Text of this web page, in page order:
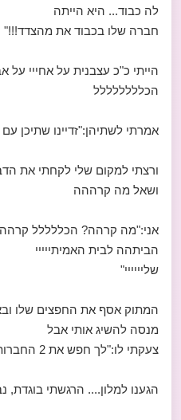
לה כבוד... היא הייתה
חברה שלו בכבוד את מהצדד!!!"
הייתי כ"כ עצבנית על אחייי
הכלללללללל
אמרתי לשתיהן:"זדיינו שתיכן
ורצתי למקום שלי לקחתי את
ושאל מה קרההה
אני:"מה קרהה? הכללללל קרהה
הביתהה לבית האמיתייייי
שליייייי"
המתוק אסף את החפצים שלו
מנסה להשיג אותי אבל
צעקתי לו:"לך חפש את 2 החברות היפות שלך"
הגענו למלון.... הרגשתי בוגדת,